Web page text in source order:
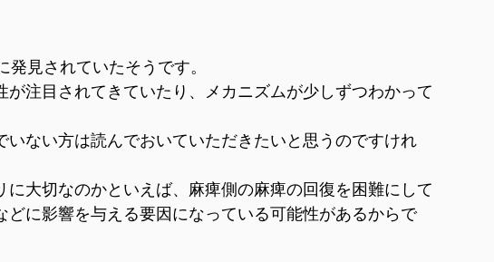
見されていたそうです。
注目されてきていたり、メカニズムが少しずつわかって
いない方は読んでおいていただきたいと思うのですけれ
大切なのかといえば、麻痺側の麻痺の回復を困難にして
どに影響を与える要因になっている可能性があるからで